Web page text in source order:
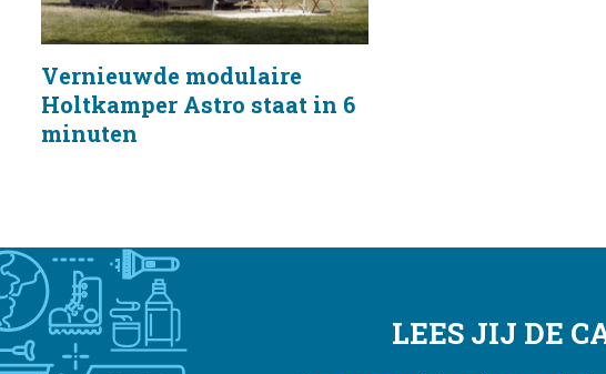
Vernieuwde modulaire
Holtkamper Astro staat in 6
minuten
LEES JIJ DE